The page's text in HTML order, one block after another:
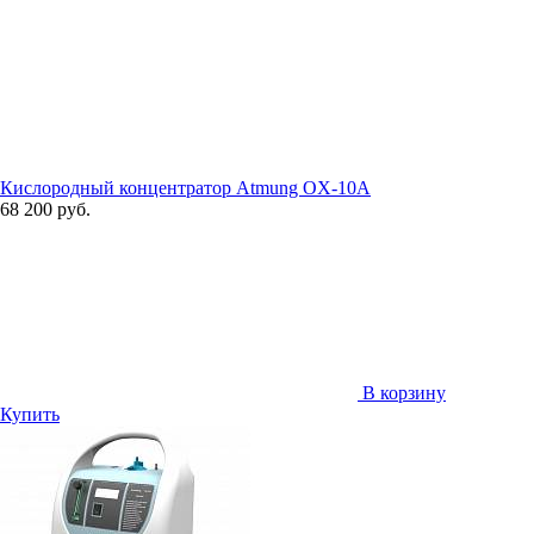
Кислородный концентратор Atmung OX-10A
68 200 руб.
В корзину
Купить